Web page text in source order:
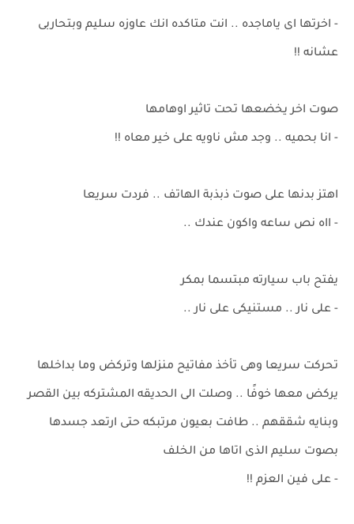
- اخرتها اى ياماجده .. انت متاكده انك عاوزه سليم وبتحاربى
عشانه !!
صوت اخر يخضعها تحت تاثير اوهامها
- انا بحميه .. وجد مش ناويه على خير معاه !!
اهتز بدنها على صوت ذبذبة الهاتف .. فردت سريعا
- ااه نص ساعه واكون عندك ..
يفتح باب سيارته مبتسما بمكر
- على نار .. مستنيكى على نار ..
تحركت سريعا وهى تأخذ مفاتيح منزلها وتركض وما بداخلها
يركض معها خوفًا .. وصلت الى الحديقه المشتركه بين القصر
وبنايه شققهم .. طافت بعيون مرتبكه حتى ارتعد جسدها
بصوت سليم الذى اتاها من الخلف
- على فين العزم !!